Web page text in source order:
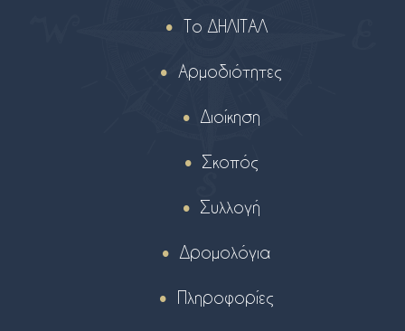
Το ΔΗΛΙΤΑΛ
Αρμοδιότητες
Διοίκηση
Σκοπός
Συλλογή
Δρομολόγια
Πληροφορίες